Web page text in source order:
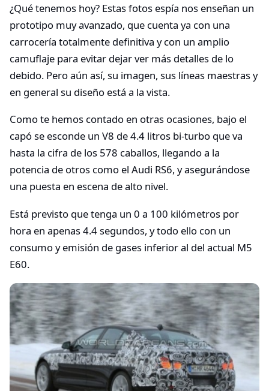
¿Qué tenemos hoy? Estas fotos espía nos enseñan un
prototipo muy avanzado, que cuenta ya con una
carrocería totalmente definitiva y con un amplio
camuflaje para evitar dejar ver más detalles de lo
debido. Pero aún así, su imagen, sus líneas maestras y
en general su diseño está a la vista.
Como te hemos contado en otras ocasiones, bajo el
capó se esconde un V8 de 4.4 litros bi-turbo que va
hasta la cifra de los 578 caballos, llegando a la
potencia de otros como el Audi RS6, y asegurándose
una puesta en escena de alto nivel.
Está previsto que tenga un 0 a 100 kilómetros por
hora en apenas 4.4 segundos, y todo ello con un
consumo y emisión de gases inferior al del actual M5
E60.